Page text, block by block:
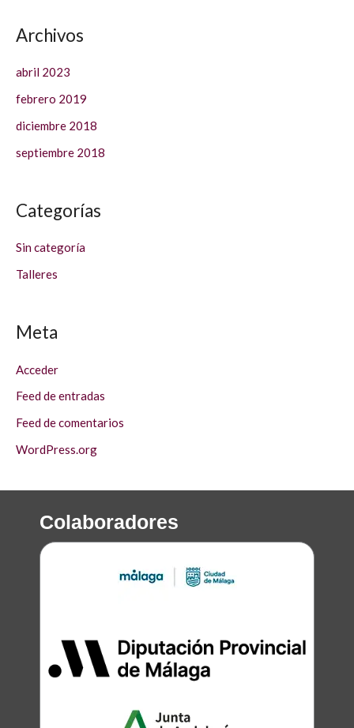
Archivos
abril 2023
febrero 2019
diciembre 2018
septiembre 2018
Categorías
Sin categoría
Talleres
Meta
Acceder
Feed de entradas
Feed de comentarios
WordPress.org
Colaboradores